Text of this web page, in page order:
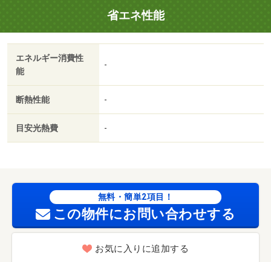
クス／即入居可／最上階／敷金不要／対面式キッチン／照
明付／全居室洋室／保証人不要／２沿線利用可／ネット使
用料不要／２駅利用可／全居室６畳以上／プロパンガス／
ＢＳ／保証会社利用可/賃貸戸数:4戸
省エネ性能
エネルギー消費性
能
-
断熱性能 -
目安光熱費 -
無料・簡単2項目！
この物件にお問い合わせする
お気に入りに追加する